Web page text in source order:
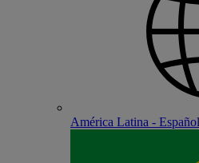
América Latina - Español